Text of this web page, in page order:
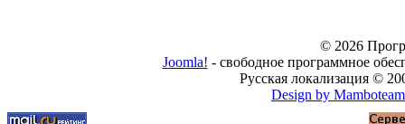
© 2026
Joomla! - свободное программное
Русская локализация ©
Design by